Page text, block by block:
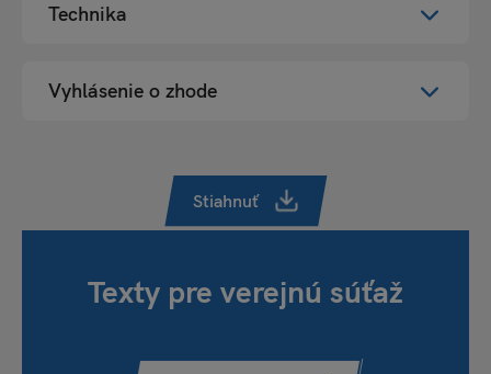
Technika
Vyhlásenie o zhode
Stiahnuť
Texty pre verejnú súťaž